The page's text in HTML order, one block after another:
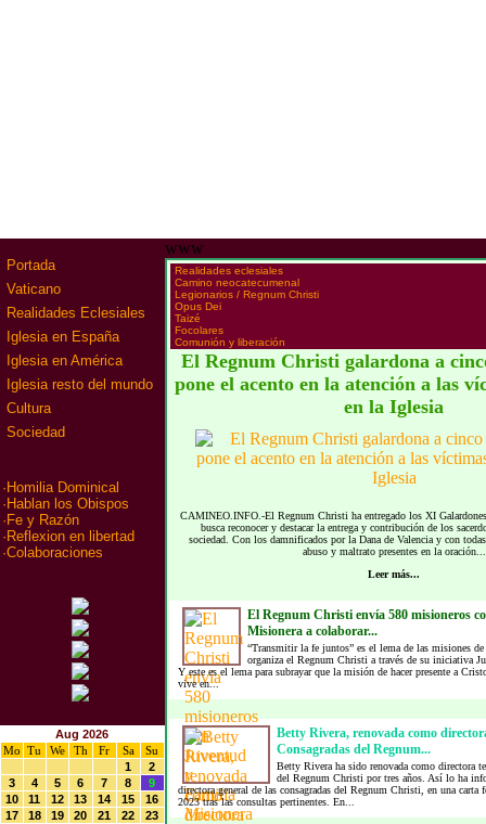
Portada
Vaticano
Realidades Eclesiales
Iglesia en España
Iglesia en América
Iglesia resto del mundo
Cultura
Sociedad
· Homilia Dominical
· Hablan los Obispos
· Fe y Razón
· Reflexion en libertad
·Colaboraciones
Aug 2026
Mo
Tu We Th Fr Sa
Su
1
2
3
4 5 6 7 8
9
10
11 12 13 14 15
16
17
18 19 20 21 22
23
www
·Realidades eclesiales
·Camino neocatecumenal
·Legionarios / Regnum Christi
·Opus Dei
·Taizé
·Focolares
·Comunión y liberación
El Regnum Christi galardona a
pone el acento en la atención a las
en la Iglesia
CAMINEO.INFO.-El Regnum Christi ha entregado los XI
busca reconocer y destacar la entrega y contribución de los
sociedad. Con los damnificados por la Dana de Valencia y con
abuso y maltrato presentes en la oración...
Leer más...
El Regnum Christi envía 580 misioneros
Misionera a colaborar...
“Transmitir la fe juntos” es el lema de las misiones de
organiza el Regnum Christi a través de su iniciativa
Y este es el lema para subrayar que la misión de hacer presente a
vive en...
Betty Rivera, renovada como
Consagradas del Regnum...
Betty Rivera ha sido renovada como directora
del Regnum Christi por tres años. Así lo ha
directora general de las consagradas del Regnum Christi, en una carta
2023 tras las consultas pertinentes. En...